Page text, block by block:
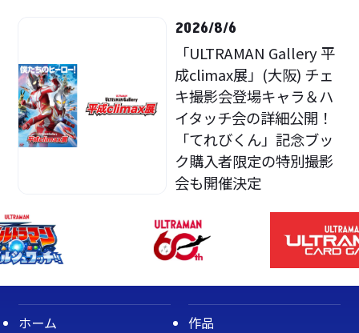
2026/8/6
「ULTRAMAN Gallery 平
成climax展」(大阪) チェ
キ撮影会登場キャラ＆ハ
イタッチ会の詳細公開！
「てれびくん」記念ブッ
ク購入者限定の特別撮影
会も開催決定
ホーム
作品